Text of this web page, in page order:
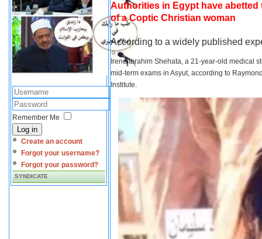
Remember Me
Log in
Create an account
Forgot your username?
Forgot your password?
SYNDICATE
Authorities in Egypt have
of a Coptic Christian woman
According to a widely published
Irene Ibrahim Shehata, a 21-year-old medical
mid-term exams in Asyut, according to
Institute.